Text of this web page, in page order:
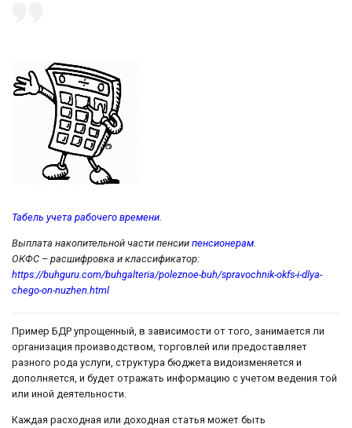
Табель учета рабочего времени.
Выплата накопительной части пенсии пенсионерам.
ОКФС – расшифровка и классификатор:
https://buhguru.com/buhgalteria/poleznoe-buh/spravochnik-okfs-i-dlya-
chego-on-nuzhen.html
Пример БДР упрощенный, в зависимости от того, занимается ли
организация производством, торговлей или предоставляет
разного рода услуги, структура бюджета видоизменяется и
дополняется, и будет отражать информацию с учетом ведения той
или иной деятельности.
Каждая расходная или доходная статья может быть